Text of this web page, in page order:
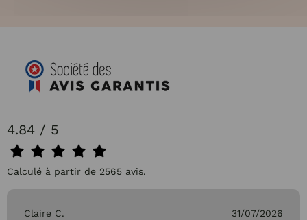
4.84 / 5
Calculé à partir de 2565 avis.
Claire C. 31/07/2026